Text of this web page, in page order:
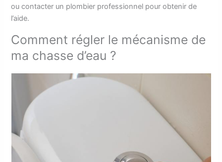
ou contacter un plombier professionnel pour obtenir de
l’aide.
Comment régler le mécanisme de
ma chasse d’eau ?